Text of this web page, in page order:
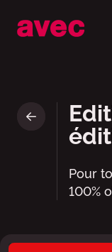
Pour
100%